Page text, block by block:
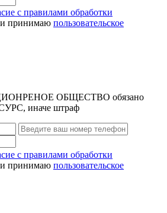
с правилами обработки
принимаю пользовательское
ОБЩЕСТВО обязано
иначе штраф
с правилами обработки
принимаю пользовательское